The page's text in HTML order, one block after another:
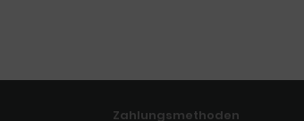
Zahlungsmethoden